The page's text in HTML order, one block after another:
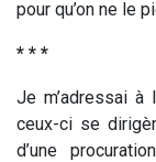
pour qu’on ne le
* * *
Je m’adressai à
ceux-ci se
d’une